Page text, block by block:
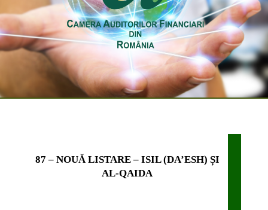
87 – NOUĂ LISTARE – ISIL (DA’ESH) ȘI
AL-QAIDA